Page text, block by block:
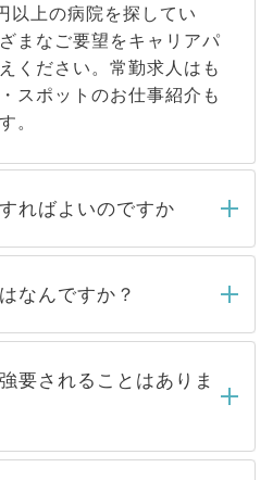
以上の病院を探してい
まなご要望をキャリアパ
ください。常勤求人はも
スポットのお仕事紹介も
。
ればよいのですか
したら、弊社担当者がご
、その後メールもしくは
業日以内にはご連絡をせて
、しばらくお待ちくださ
なんですか？
で取り扱っている求人の
サイトからご覧いただ
人」です。非公開求人は
て、一般には公開してい
要されることはありま
することは一切ありませ